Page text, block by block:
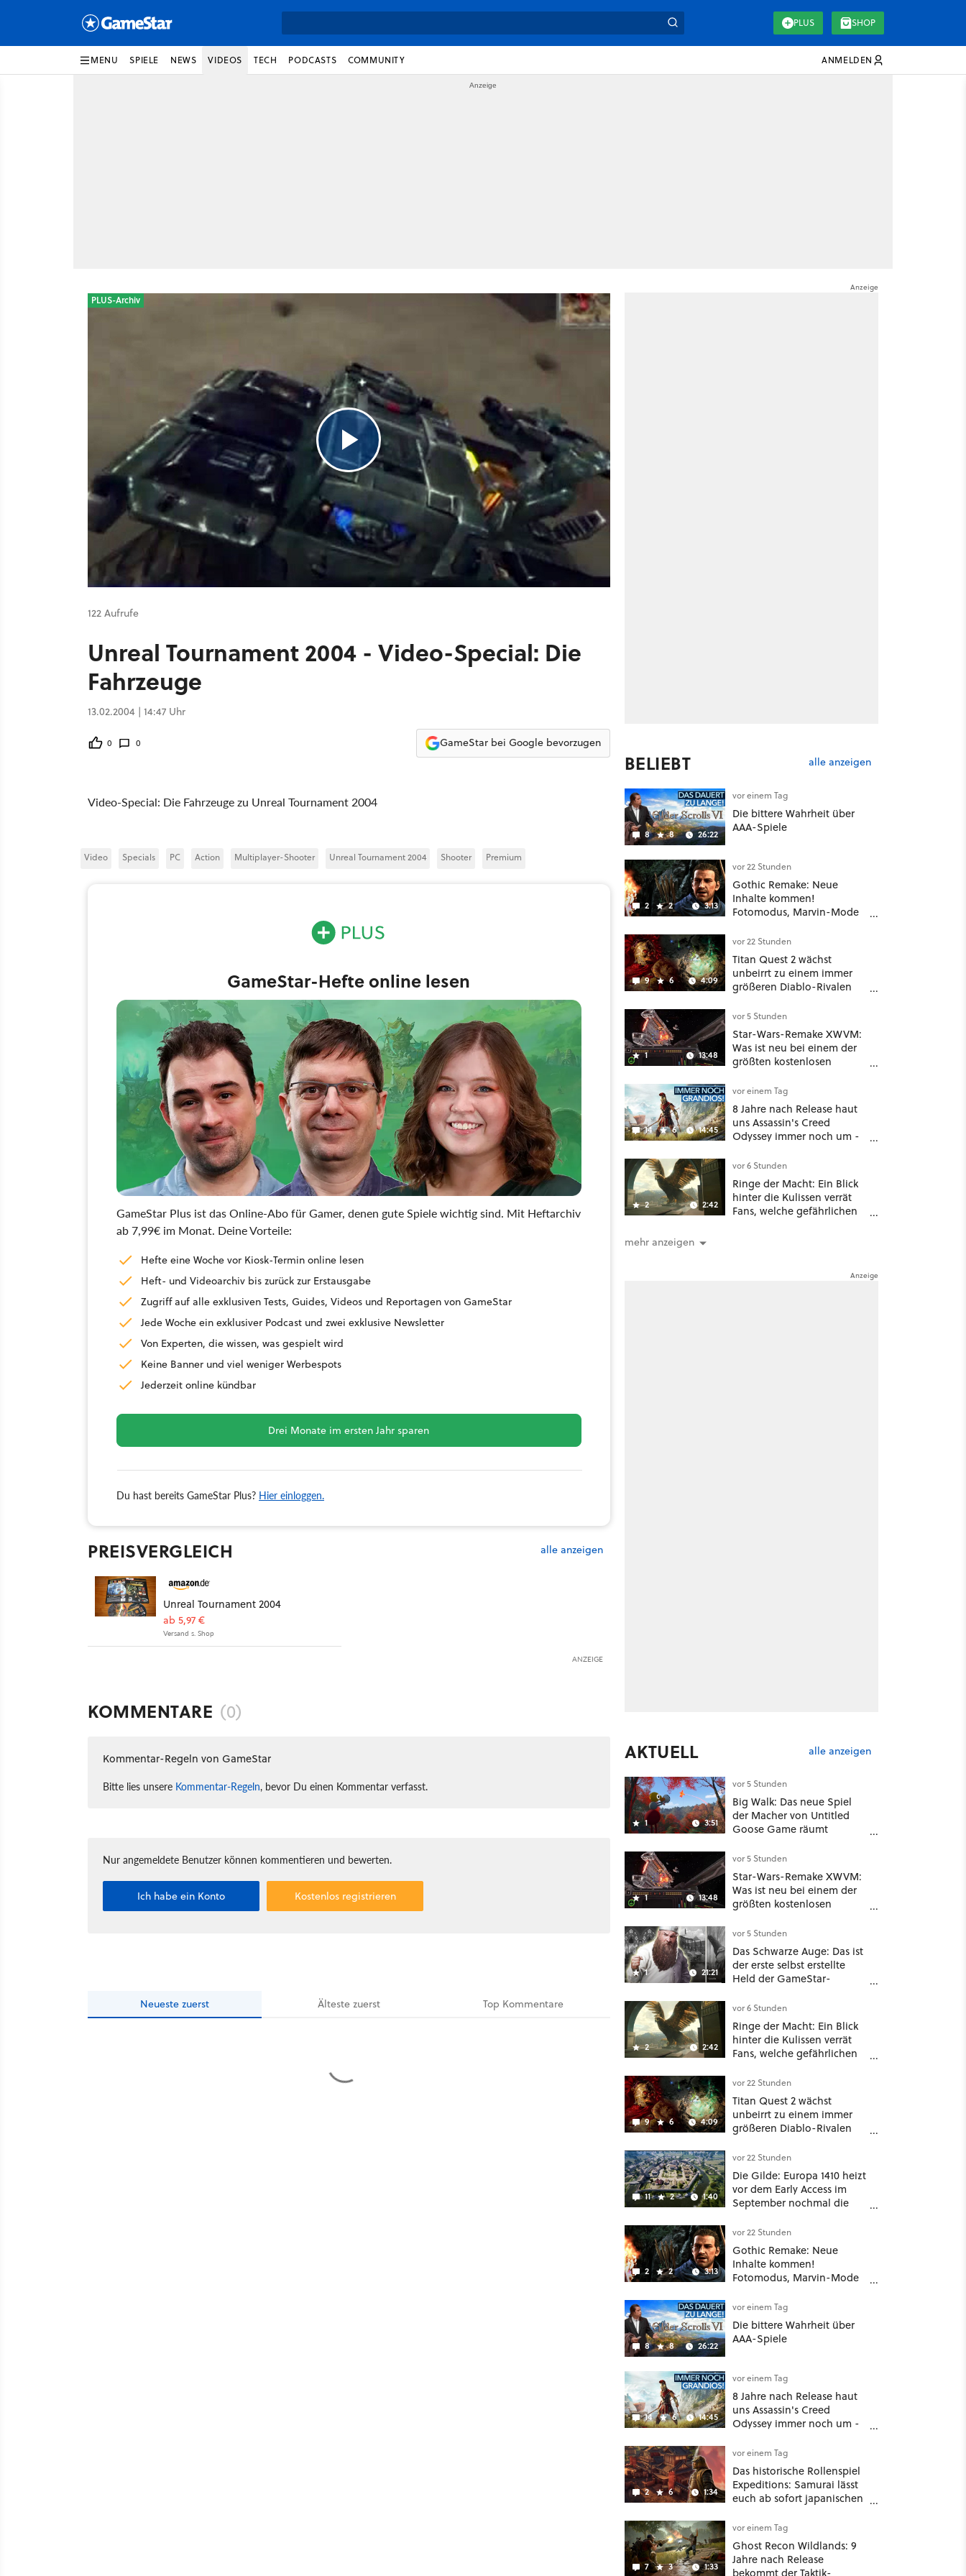
PLUS SHOP
MENU SPIELE NEWS VIDEOS TECH PODCASTS COMMUNITY ANMELDEN
PLUS-Archiv
122 Aufrufe
Unreal Tournament 2004 - Video-Special: Die
Fahrzeuge
13.02.2004 | 14:47 Uhr
0 0 GameStar bei Google bevorzugen
Video-Special: Die Fahrzeuge zu Unreal Tournament 2004
Video Specials PC Action Multiplayer-Shooter Unreal Tournament 2004 Shooter Premium
GameStar-Hefte online lesen
GameStar Plus ist das Online-Abo für Gamer, denen gute Spiele wichtig sind. Mit Heftarchiv
ab 7,99€ im Monat. Deine Vorteile:
Hefte eine Woche vor Kiosk-Termin online lesen
Heft- und Videoarchiv bis zurück zur Erstausgabe
Zugriff auf alle exklusiven Tests, Guides, Videos und Reportagen von GameStar
Jede Woche ein exklusiver Podcast und zwei exklusive Newsletter
Von Experten, die wissen, was gespielt wird
Keine Banner und viel weniger Werbespots
Jederzeit online kündbar
Drei Monate im ersten Jahr sparen
Du hast bereits GameStar Plus? Hier einloggen.
PREISVERGLEICH alle anzeigen
Unreal Tournament 2004
ab 5,97 €
Versand s. Shop
ANZEIGE
KOMMENTARE (0)
Kommentar-Regeln von GameStar
Bitte lies unsere Kommentar-Regeln, bevor Du einen Kommentar verfasst.
Nur angemeldete Benutzer können kommentieren und bewerten.
Ich habe ein Konto Kostenlos registrieren
Neueste zuerst Ältestezuerst Top Kommentare
BELIEBT alle anzeigen
8 8 26:22
vor einem Tag
Die bittere Wahrheit über
AAA-Spiele
2 2 3:13
vor 22 Stunden
Gothic Remake: Neue
Inhalte kommen!
Fotomodus, Marvin-Mode
9 6 4:09
vor 22 Stunden
Titan Quest 2 wächst
unbeirrt zu einem immer
größeren Diablo-Rivalen
sogar eine richtige
Beschwörer-Klasse
1 13:48
vor 5 Stunden
Star-Wars-Remake XWVM:
Was ist neu bei einem der
größten kostenlosen
14 6 14:45
vor einem Tag
8 Jahre nach Release haut
uns Assassin's Creed
Odyssey immer noch um -
2 2:42
vor 6 Stunden
Ringe der Macht: Ein Blick
hinter die Kulissen verrät
Fans, welche gefährlichen
mehr anzeigen
AKTUELL alle anzeigen
1 3:51
vor 5 Stunden
Big Walk: Das neue Spiel
der Macher von Untitled
Goose Game räumt
Konventionen auf
1 13:48
vor 5 Stunden
Star-Wars-Remake XWVM:
Was ist neu bei einem der
größten kostenlosen
1 21:21
vor 5 Stunden
Das Schwarze Auge: Das ist
der erste selbst erstellte
Held der GameStar-
2 2:42
vor 6 Stunden
Ringe der Macht: Ein Blick
hinter die Kulissen verrät
Fans, welche gefährlichen
warten
9 6 4:09
vor 22 Stunden
Titan Quest 2 wächst
unbeirrt zu einem immer
größeren Diablo-Rivalen
sogar eine richtige
Beschwörer-Klasse
11 2 1:40
vor 22 Stunden
Die Gilde: Europa 1410 heizt
vor dem Early Access im
September nochmal die
2 2 3:13
vor 22 Stunden
Gothic Remake: Neue
Inhalte kommen!
Fotomodus, Marvin-Mode
8 8 26:22
vor einem Tag
Die bittere Wahrheit über
AAA-Spiele
14 6 14:45
vor einem Tag
8 Jahre nach Release haut
uns Assassin's Creed
Odyssey immer noch um -
2 6 1:34
vor einem Tag
Das historische Rollenspiel
Expeditions: Samurai lässt
euch ab sofort japanischen
wahlweise mit Gewalt oder
Diplomatie
7 3 1:33
vor einem Tag
Ghost Recon Wildlands: 9
Jahre nach Release